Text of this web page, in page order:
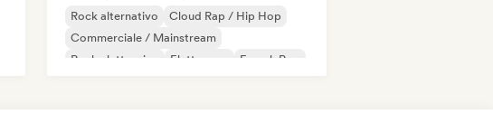
Rock alternativo
Cloud Rap / Hip Hop
Commerciale / Mainstream
Rock elettronico
Elettropop
French Pop